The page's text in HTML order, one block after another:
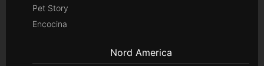
Pet Story
Encocina
Nord America